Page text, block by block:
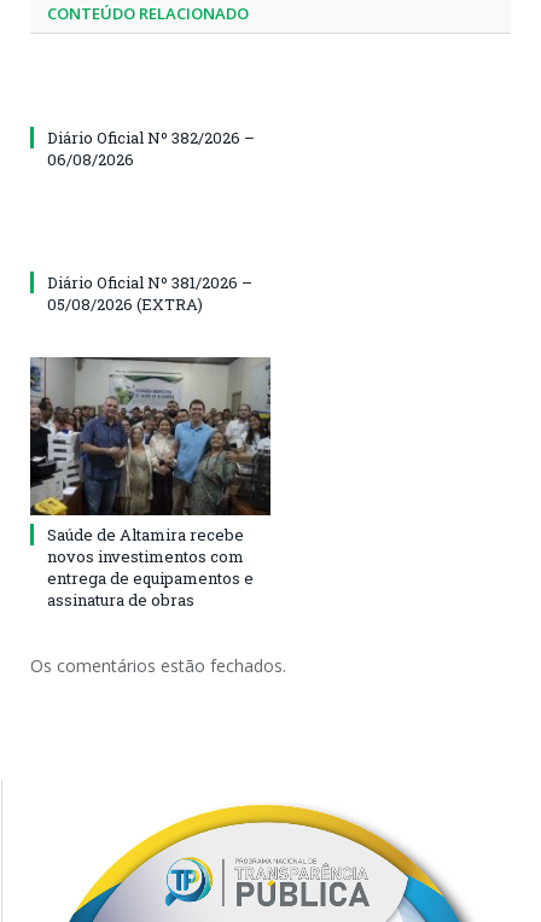
CONTEÚDO RELACIONADO
Diário Oficial Nº 382/2026 –
06/08/2026
Diário Oficial Nº 381/2026 –
05/08/2026 (EXTRA)
Saúde de Altamira recebe
novos investimentos com
entrega de equipamentos e
assinatura de obras
Os comentários estão fechados.